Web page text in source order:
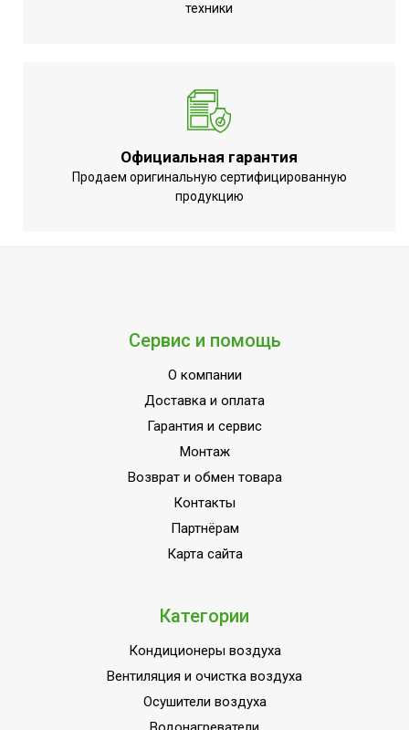
техники
Официальная гарантия
Продаем оригинальную сертифицированную
продукцию
Сервис и помощь
О компании
Доставка и оплата
Гарантия и сервис
Монтаж
Возврат и обмен товара
Контакты
Партнёрам
Карта сайта
Категории
Кондиционеры воздуха
Вентиляция и очистка воздуха
Осушители воздуха